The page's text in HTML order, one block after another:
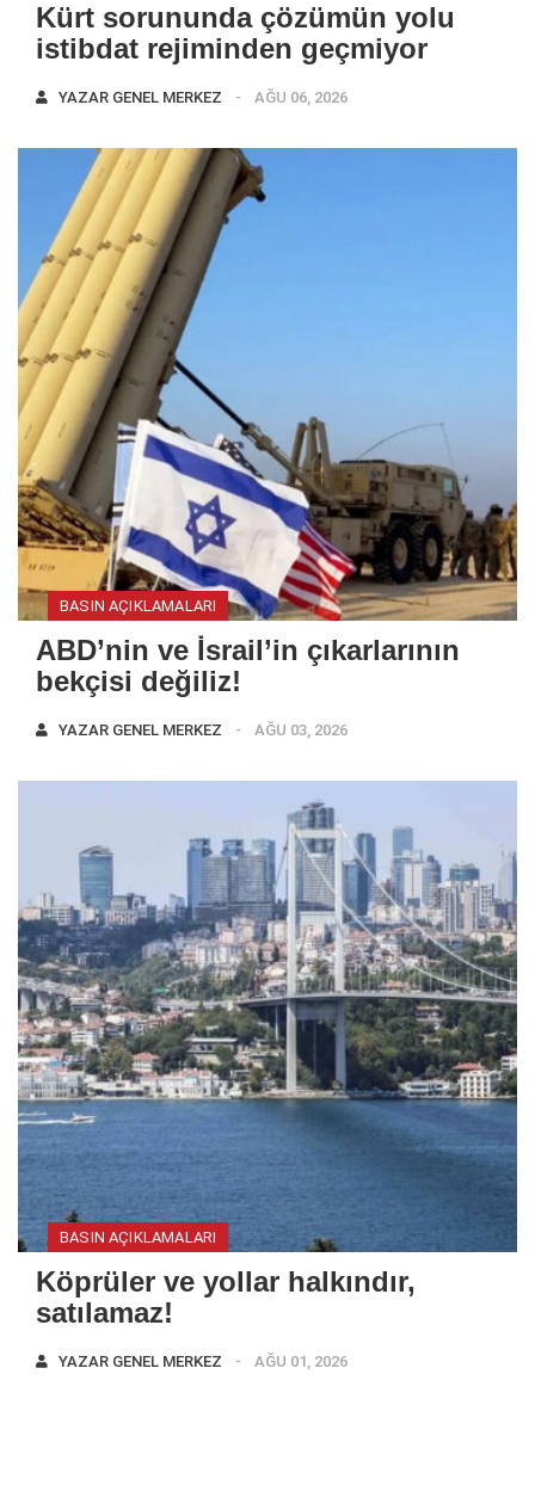
Kürt sorununda çözümün yolu
istibdat rejiminden geçmiyor
YAZAR GENEL MERKEZ AĞU 06, 2026
BASIN AÇIKLAMALARI
ABD’nin ve İsrail’in çıkarlarının
bekçisi değiliz!
YAZAR GENEL MERKEZ AĞU 03, 2026
BASIN AÇIKLAMALARI
Köprüler ve yollar halkındır,
satılamaz!
YAZAR GENEL MERKEZ AĞU 01, 2026